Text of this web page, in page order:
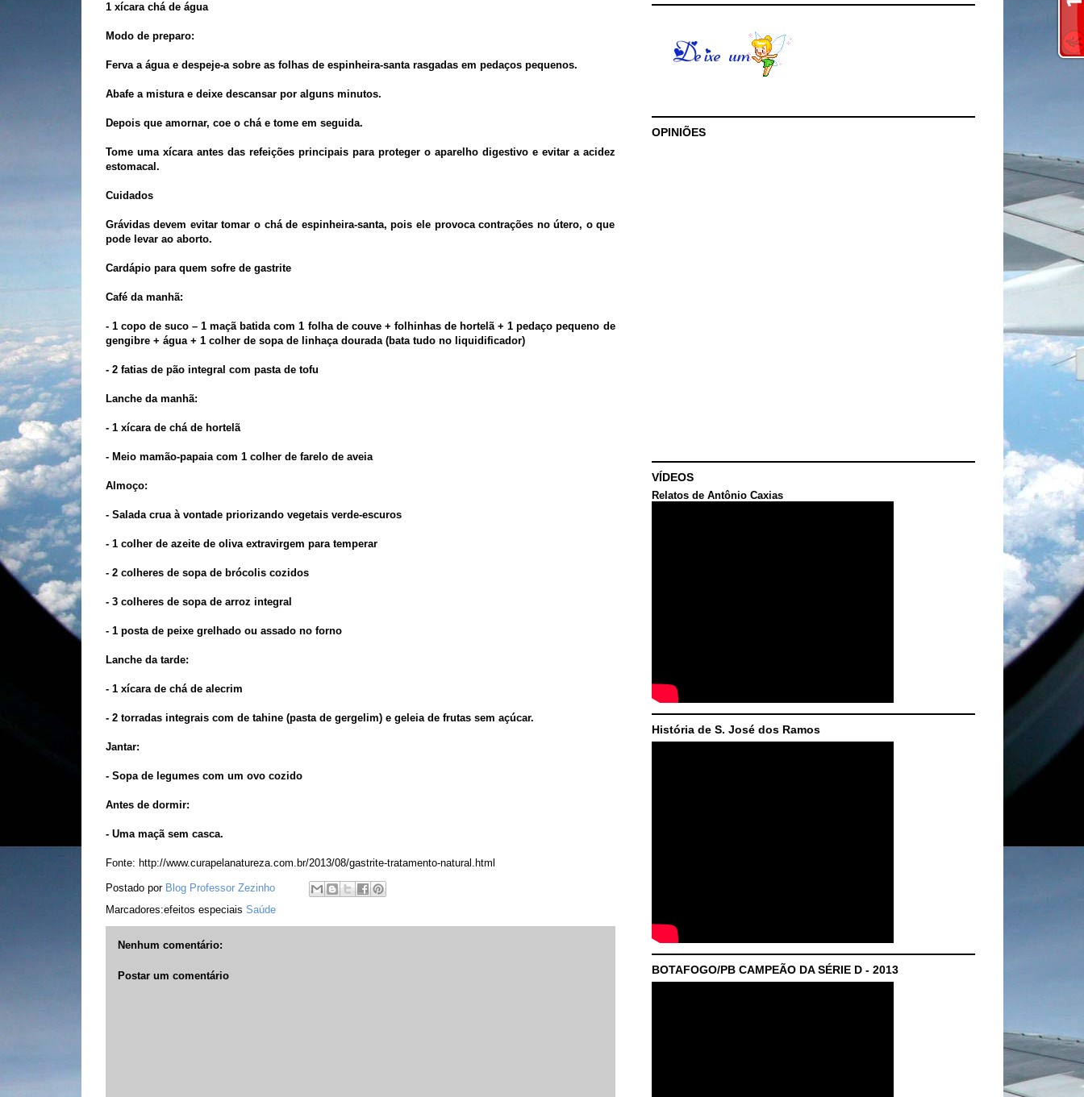
1 xícara chá de água
Modo de preparo:
Ferva a água e despeje-a sobre as folhas de espinheira-santa rasgadas em pedaços pequenos.
Abafe a mistura e deixe descansar por alguns minutos.
Depois que amornar, coe o chá e tome em seguida.
Tome uma xícara antes das refeições principais para proteger o aparelho digestivo e evitar a acidez
estomacal.
Cuidados
Grávidas devem evitar tomar o chá de espinheira-santa, pois ele provoca contrações no útero, o que
pode levar ao aborto.
Cardápio para quem sofre de gastrite
Café da manhã:
- 1 copo de suco – 1 maçã batida com 1 folha de couve + folhinhas de hortelã + 1 pedaço pequeno de
gengibre + água + 1 colher de sopa de linhaça dourada (bata tudo no liquidificador)
- 2 fatias de pão integral com pasta de tofu
Lanche da manhã:
- 1 xícara de chá de hortelã
- Meio mamão-papaia com 1 colher de farelo de aveia
Almoço:
- Salada crua à vontade priorizando vegetais verde-escuros
- 1 colher de azeite de oliva extravirgem para temperar
- 2 colheres de sopa de brócolis cozidos
- 3 colheres de sopa de arroz integral
- 1 posta de peixe grelhado ou assado no forno
Lanche da tarde:
- 1 xícara de chá de alecrim
- 2 torradas integrais com de tahine (pasta de gergelim) e geleia de frutas sem açúcar.
Jantar:
- Sopa de legumes com um ovo cozido
Antes de dormir:
- Uma maçã sem casca.
Fonte: http://www.curapelanatureza.com.br/2013/08/gastrite-tratamento-natural.html
Postado por Blog Professor Zezinho
Marcadores:efeitos especiais Saúde
Nenhum comentário:
Postar um comentário
OPINIÕES
VÍDEOS
Relatos de Antônio Caxias
História de S. José dos Ramos
BOTAFOGO/PB CAMPEÃO DA SÉRIE D - 2013